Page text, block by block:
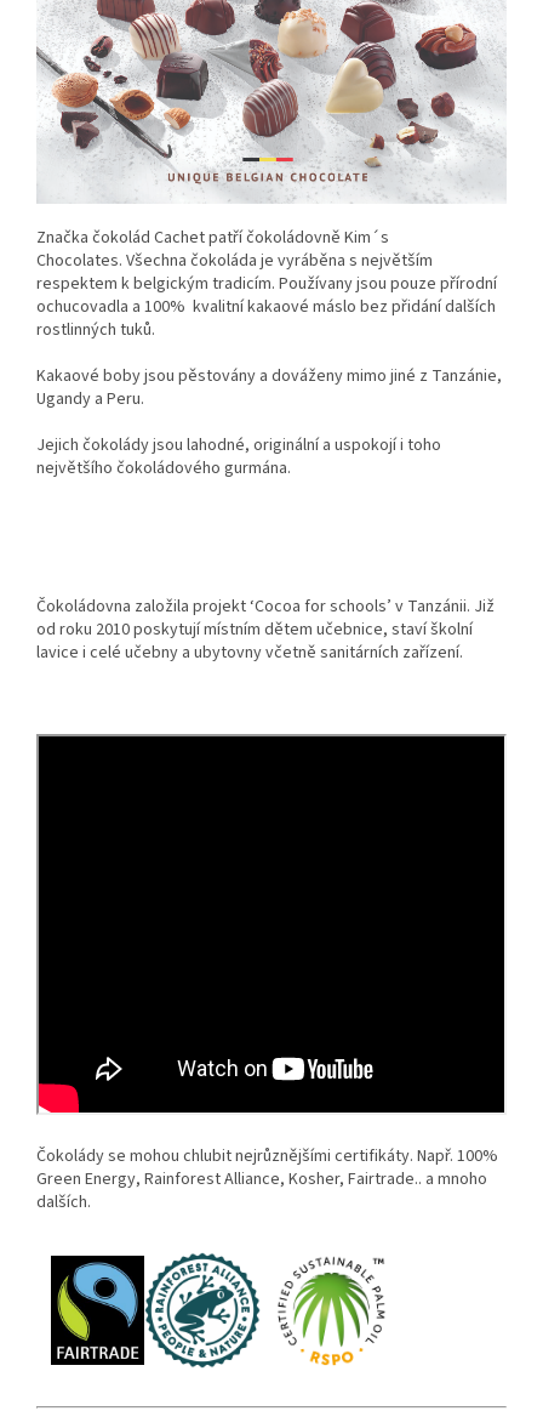
Značka čokolád Cachet patří čokoládovně Kim´s
Chocolates. Všechna čokoláda je vyráběna s největším
respektem k belgickým tradicím. Používany jsou pouze přírodní
ochucovadla a 100% kvalitní kakaové máslo bez přidání dalších
rostlinných tuků.
Kakaové boby jsou pěstovány a dováženy mimo jiné z Tanzánie,
Ugandy a Peru.
Jejich čokolády jsou lahodné, originální a uspokojí i toho
největšího čokoládového gurmána.
Čokoládovna založila projekt ‘Cocoa for schools’ v Tanzánii. Již
od roku 2010 poskytují místním dětem učebnice, staví školní
lavice i celé učebny a ubytovny včetně sanitárních zařízení.
Čokolády se mohou chlubit nejrůznějšími certifikáty. Např. 100%
Green Energy, Rainforest Alliance, Kosher, Fairtrade.. a mnoho
dalších.